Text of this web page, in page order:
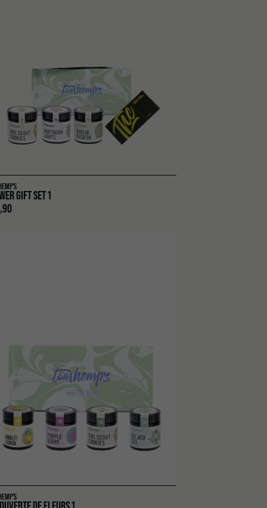
GIFT SET 1